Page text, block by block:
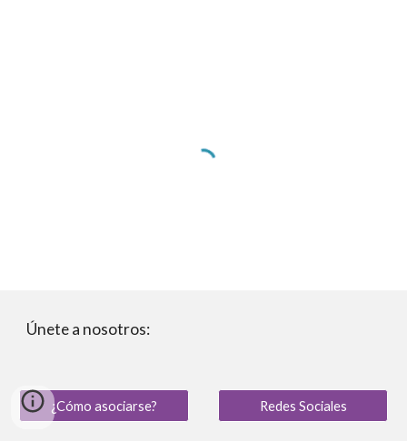
Únete a nosotros:
¿Cómo asociarse? Redes Sociales